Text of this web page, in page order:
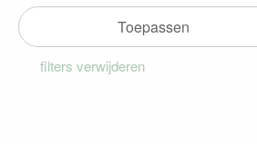
Toepassen
filters verwijderen